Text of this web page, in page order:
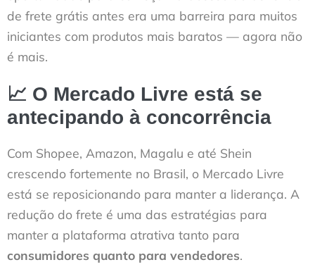
de frete grátis antes era uma barreira para muitos
iniciantes com produtos mais baratos — agora não
é mais.
📈 O Mercado Livre está se
antecipando à concorrência
Com Shopee, Amazon, Magalu e até Shein
crescendo fortemente no Brasil, o Mercado Livre
está se reposicionando para manter a liderança. A
redução do frete é uma das estratégias para
manter a plataforma atrativa tanto para
consumidores quanto para vendedores.